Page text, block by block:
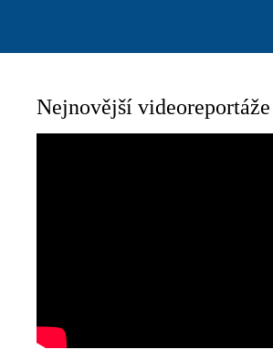
Nejnovější videoreportáže